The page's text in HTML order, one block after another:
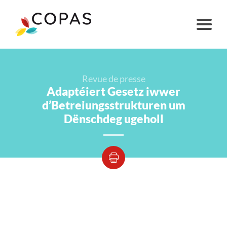
Revue de presse
Adaptéiert Gesetz iwwer
d’Betreiungsstrukturen um
Dënschdeg ugeholl